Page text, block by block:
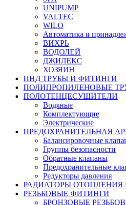
UNIPUMP
VALTEC
WILO
Автоматика и
ВИХРЬ
ВОДОЛЕЙ
ДЖИЛЕКС
ХОЗЯИН
ПНД ТРУБЫ И ФИТИНГИ
ПОЛИПРОПИЛЕНОВЫЕ
ПОЛОТЕНЦЕСУШИТЕЛИ
Водяные
Комплектующие
Электрические
ПРЕДОХРАНИТЕЛЬНАЯ
Балансировочные
Группы безопасности
Обратные клапаны
Предохранительные
Редукторы давления
РАДИАТОРЫ
РЕЗЬБОВЫЕ ФИТИНГИ
БРОНЗОВЫЕ